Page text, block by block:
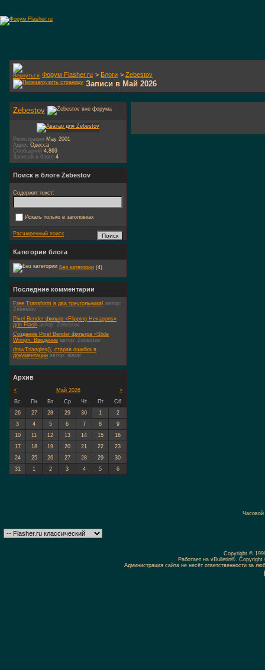
Форум Flasher.ru > Блоги > Zebestov
Записи в Май 2026
Zebestov
Регистрация May 2001
Адрес Одесса
Сообщений 4,869
Записей в блоге 4
Поиск в блоге Zebestov
Содержит текст:
Искать только в заголовках
Расширенный поиск
Категории блога
Без категории (4)
Последние комментарии
Free Transform в два треугольника! автор:
Zebestov
Pixel Bender фильтр «Flipping Hexagons»
для Flash автор: Zebestov
Создание Pixel Bender фильтра «Slide
Wring». Введение автор: Zebestov
drawTriangles(), старая ошибка в
документации автор: alatar
Архив
< >
Май 2026
Вс
Пн Вт Ср Чт Пт
Сб
26
27 28 29 30 1
2
3
4 5 6 7 8
9
10
11 12 13 14 15
16
17
18 19 20 21 22
23
24
25 26 27 28 29
30
31
1 2 3 4 5 6
Copyright ©
Работает на vBulletin®.
Администрация сайта не несёт ответственности за